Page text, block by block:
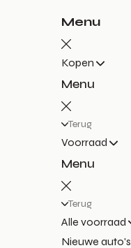
Menu
Kopen
Menu
Terug
Voorraad
Menu
Terug
Alle voorraad
Nieuwe auto's